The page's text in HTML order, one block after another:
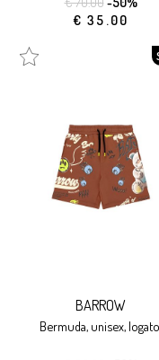
€ 35.00
BARROW
bermuda, unisex, logato.